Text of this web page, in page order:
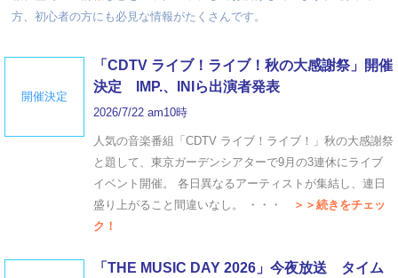
方、初心者の方にも必見な情報がたくさんです。
開催決定
「CDTV ライブ！ライブ！秋の大感謝祭」開催
決定 IMP.、INIら出演者発表
2026/7/22 am10時
人気の音楽番組「CDTV ライブ！ライブ！」秋の大感謝祭
と題して、東京ガーデンシアターで9月の3連休にライブ
イベント開催。 各日異なるアーティストが集結し、連日
盛り上がること間違いなし。 ・・・
＞＞続きをチェッ
ク！
「THE MUSIC DAY 2026」今夜放送 タイム